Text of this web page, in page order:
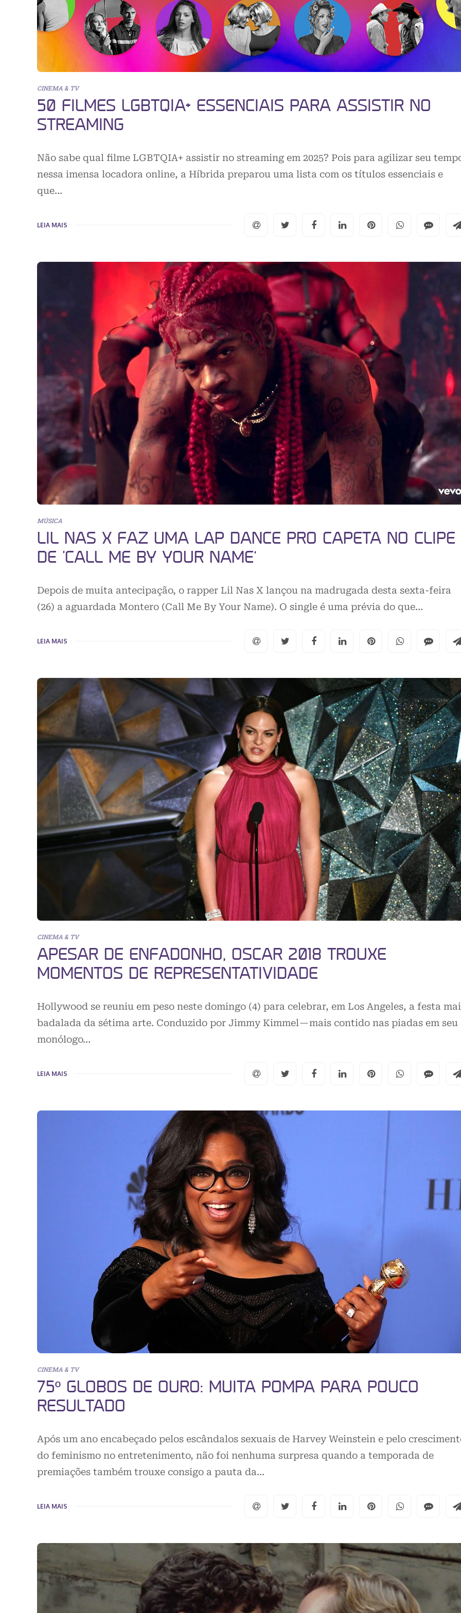
CINEMA & TV
50 FILMES LGBTQIA+ ESSENCIAIS PARA ASSISTIR NO
STREAMING
Não sabe qual filme LGBTQIA+ assistir no streaming em 2025? Pois para agilizar seu
nessa imensa locadora online, a Híbrida preparou uma lista com os títulos essenciais e
que…
LEIA MAIS
MÚSICA
LIL NAS X FAZ UMA LAP DANCE PRO CAPETA NO CLIPE
DE ‘CALL ME BY YOUR NAME’
Depois de muita antecipação, o rapper Lil Nas X lançou na madrugada desta sexta-feira
(26) a aguardada Montero (Call Me By Your Name). O single é uma prévia do que…
LEIA MAIS
CINEMA & TV
APESAR DE ENFADONHO, OSCAR 2018 TROUXE
MOMENTOS DE REPRESENTATIVIDADE
Hollywood se reuniu em peso neste domingo (4) para celebrar, em Los Angeles, a festa
badalada da sétima arte. Conduzido por Jimmy Kimmel — mais contido nas piadas em seu
monólogo…
LEIA MAIS
CINEMA & TV
75º GLOBOS DE OURO: MUITA POMPA PARA POUCO
RESULTADO
Após um ano encabeçado pelos escândalos sexuais de Harvey Weinstein e pelo
do feminismo no entretenimento, não foi nenhuma surpresa quando a temporada de
premiações também trouxe consigo a pauta da…
LEIA MAIS